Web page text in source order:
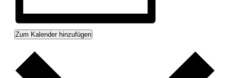
Zum Kalender hinzufügen